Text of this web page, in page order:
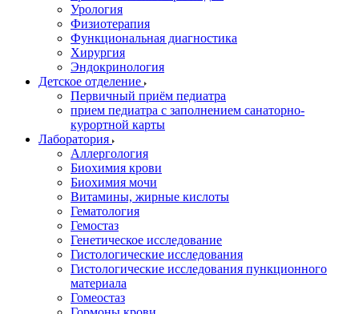
Урология
Физиотерапия
Функциональная диагностика
Хирургия
Эндокринология
Детское отделение
Первичный приём педиатра
прием педиатра с заполнением санаторно-
курортной карты
Лаборатория
Аллергология
Биохимия крови
Биохимия мочи
Витамины, жирные кислоты
Гематология
Гемостаз
Генетическое исследование
Гистологические исследования
Гистологические исследования пункционного
материала
Гомеостаз